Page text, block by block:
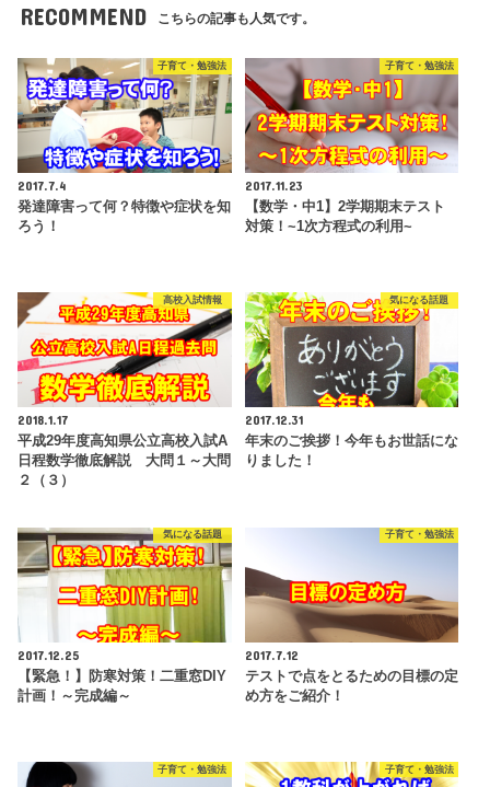
RECOMMEND こちらの記事も人気です。
子育て・勉強法
2017.7.4
発達障害って何？特徴や症状を知
ろう！
子育て・勉強法
2017.11.23
【数学・中1】2学期期末テスト
対策！~1次方程式の利用~
高校入試情報
2018.1.17
平成29年度高知県公立高校入試A
日程数学徹底解説 大問１～大問
２（３）
気になる話題
2017.12.31
年末のご挨拶！今年もお世話にな
りました！
気になる話題
2017.12.25
【緊急！】防寒対策！二重窓DIY
計画！～完成編～
子育て・勉強法
2017.7.12
テストで点をとるための目標の定
め方をご紹介！
子育て・勉強法 子育て・勉強法